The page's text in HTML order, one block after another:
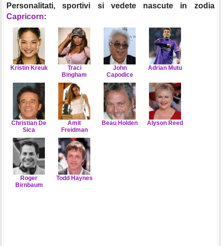
Personalitati, sportivi si vedete nascute in zodia
Capricorn:
Kristin Kreuk
Traci
Bingham
John
Capodice
Adrian Mutu
Christian De
Sica
Amit
Freidman
Beau Holden Alyson Reed
Roger
Birnbaum
Todd Haynes